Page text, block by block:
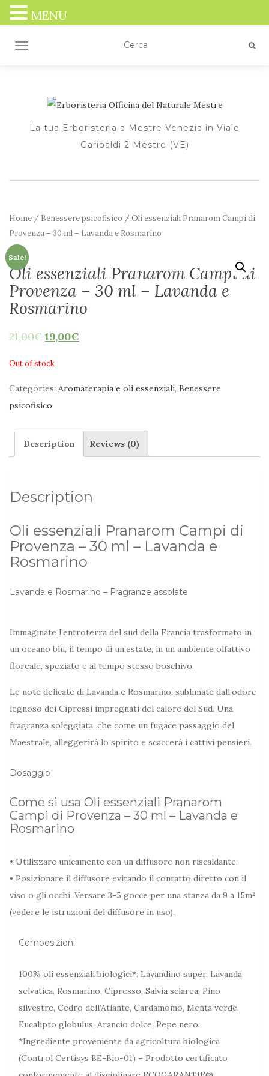
TOGGLE NAVIGATION
La tua Erboristeria a Mestre Venezia in Viale
Garibaldi 2 Mestre (VE)
Home / Benessere psicofisico / Oli essenziali Pranarom Campi di
Provenza – 30 ml – Lavanda e Rosmarino
Sale!
Oli essenziali Pranarom Campi di
Provenza – 30 ml – Lavanda e
Rosmarino
21,00€ 19,00€
Out of stock
Categories: Aromaterapia e oli essenziali, Benessere
psicofisico
Description Reviews (0)
Description
Oli essenziali Pranarom Campi di
Provenza – 30 ml – Lavanda e
Rosmarino
Lavanda e Rosmarino – Fragranze assolate
Immaginate l’entroterra del sud della Francia trasformato in
un oceano blu, il tempo di un’estate, in un ambiente olfattivo
floreale, speziato e al tempo stesso boschivo.
Le note delicate di Lavanda e Rosmarino, sublimate dall’odore
legnoso dei Cipressi impregnati del calore del Sud. Una
fragranza soleggiata, che come un fugace passaggio del
Maestrale, alleggerirà lo spirito e scaccerà i cattivi pensieri.
Dosaggio
Come si usa Oli essenziali Pranarom
Campi di Provenza – 30 ml – Lavanda e
Rosmarino
• Utilizzare unicamente con un diffusore non riscaldante.
• Posizionare il diffusore evitando il contatto diretto con il
viso o gli occhi. Versare 3-5 gocce per una stanza da 9 a 15m²
(vedere le istruzioni del diffusore in uso).
Composizioni
100% oli essenziali biologici*: Lavandino super, Lavanda
selvatica, Rosmarino, Cipresso, Salvia sclarea, Pino
silvestre, Cedro dell’Atlante, Cardamomo, Menta verde,
Eucalipto globulus, Arancio dolce, Pepe nero.
*Ingrediente proveniente da agricoltura biologica
(Control Certisys BE-Bio-01) – Prodotto certificato
MENU